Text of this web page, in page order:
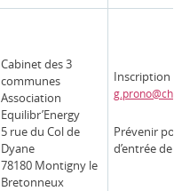
Cabinet des 3
communes
Association
Equilibr’Energy
5 rue du Col de
Dyane
78180 Montigny le
Bretonneux
Inscription
Prévenir
d’entrée de